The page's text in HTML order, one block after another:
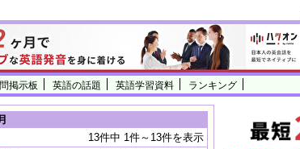
掲示板 英語の話題 英語学習資料 ランキング
13件中 1件～13件を表示